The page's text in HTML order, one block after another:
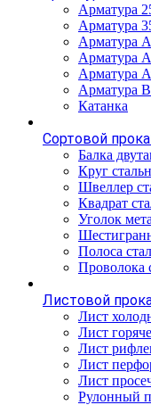
Арматура
Арматура
Арматура
Арматура
Арматура
Арматура
Катанка
Сортовой
Балка
Круг
Швеллер
Квадрат
Уголок
Полоса
Проволока
Листовой
Лист
Лист
Лист
Лист
Лист
Рулонный